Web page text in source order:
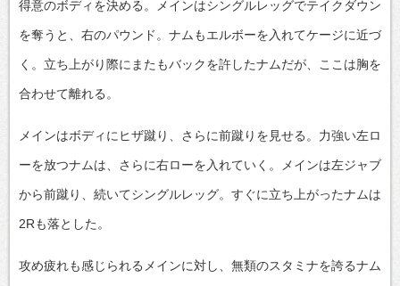
得意のボディを決める。メインはシングルレッグでテイクダウン
を奪うと、右のパウンド。ナムもエルボーを入れてケージに近づ
く。立ち上がり際にまたもバックを許したナムだが、ここは胸を
合わせて離れる。
メインはボディにヒザ蹴り、さらに前蹴りを見せる。力強い左ロ
ーを放つナムは、さらに右ローを入れていく。メインは左ジャブ
から前蹴り、続いてシングルレッグ。すぐに立ち上がったナムは
2Rも落とした。
攻め疲れも感じられるメインに対し、無類のスタミナを誇るナム